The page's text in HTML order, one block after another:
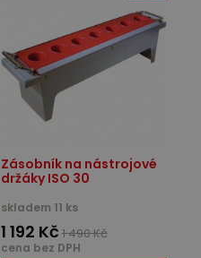
Zásobník na nástrojové
držáky ISO 30
skladem 11 ks
1 192 Kč 1 490 Kč
cena bez DPH